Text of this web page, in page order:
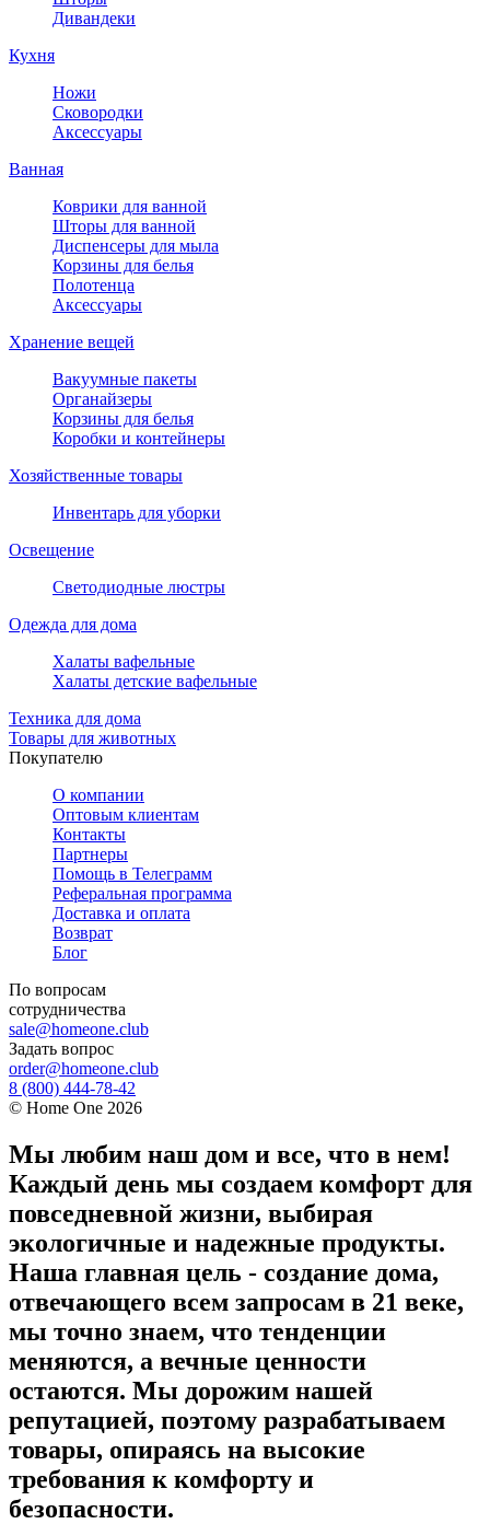
Дивандеки
Кухня
Ножи
Сковородки
Аксессуары
Ванная
Коврики для ванной
Шторы для ванной
Диспенсеры для мыла
Корзины для белья
Полотенца
Аксессуары
Хранение вещей
Вакуумные пакеты
Органайзеры
Корзины для белья
Коробки и контейнеры
Хозяйственные товары
Инвентарь для уборки
Освещение
Светодиодные люстры
Одежда для дома
Халаты вафельные
Халаты детские вафельные
Техника для дома
Товары для животных
Покупателю
О компании
Оптовым клиентам
Контакты
Партнеры
Помощь в Телеграмм
Реферальная программа
Доставка и оплата
Возврат
Блог
По вопросам
сотрудничества
sale@homeone.club
Задать вопрос
order@homeone.club
8 (800) 444-78-42
© Home One 2026
Мы любим наш дом и все, что в нем!
Каждый день мы создаем комфорт для
повседневной жизни, выбирая
экологичные и надежные продукты.
Наша главная цель - создание дома,
отвечающего всем запросам в 21 веке,
мы точно знаем, что тенденции
меняются, а вечные ценности
остаются. Мы дорожим нашей
репутацией, поэтому разрабатываем
товары, опираясь на высокие
требования к комфорту и
безопасности.